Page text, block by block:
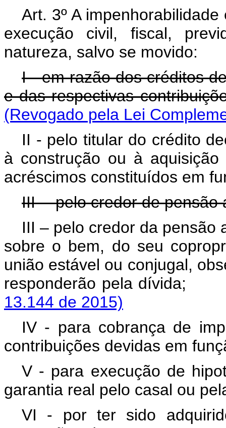
Art. 3º A
execução civil, fiscal,
natureza, salvo se movido:
I - em razão dos créditos
e das respectivas
(Revogado pela Lei
II - pelo titular do crédito
à construção ou à
acréscimos constituídos em
III -- pelo credor de pensão
III – pelo credor da pensão
sobre o bem, do seu
união estável ou conjugal,
responderão pela
13.144 de 2015)
IV - para cobrança de
contribuições devidas em
V - para execução de
garantia real pelo casal ou
VI - por ter sido